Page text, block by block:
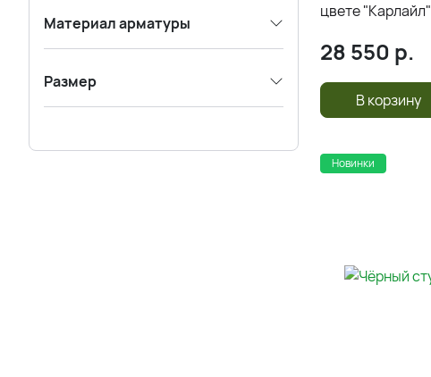
Материал арматуры
Размер
цвете "Карлайл"
28 550 р.
В корзину
Новинки